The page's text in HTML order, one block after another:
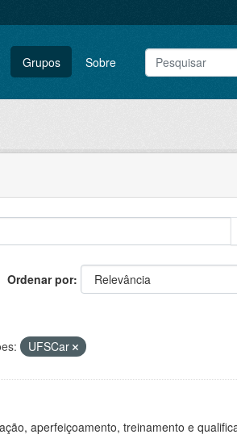
Grupos Sobre
Ordenar por
UFSCar
aperfeiçoamento, treinamento e